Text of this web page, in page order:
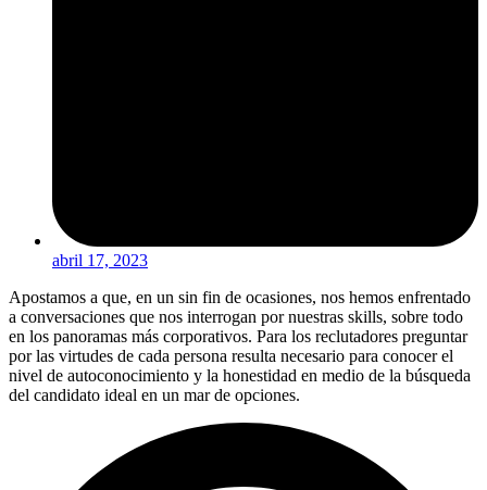
abril 17, 2023
Apostamos a que, en un sin fin de ocasiones, nos hemos enfrentado
a conversaciones que nos interrogan por nuestras skills, sobre todo
en los panoramas más corporativos. Para los reclutadores preguntar
por las virtudes de cada persona resulta necesario para conocer el
nivel de autoconocimiento y la honestidad en medio de la búsqueda
del candidato ideal en un mar de opciones.